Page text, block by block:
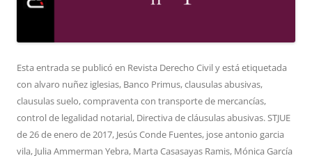
Esta entrada se publicó en Revista Derecho Civily está etiquetada
con alvaro nuñez iglesias, Banco Primus,clausulas abusivas,
clausulas suelo,compraventa con transporte de mercancías,
control de legalidad notarial, Directiva de cláusulas abusivas. STJUE
de 26 de enero de 2017, Jesús Conde Fuentes, jose antonio garcia
vila, Julia Ammerman Yebra, Marta Casasayas Ramis, Mónica García